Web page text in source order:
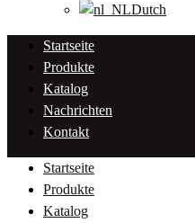
Dutch
Startseite
Produkte
Katalog
Nachrichten
Kontakt
Startseite
Produkte
Katalog